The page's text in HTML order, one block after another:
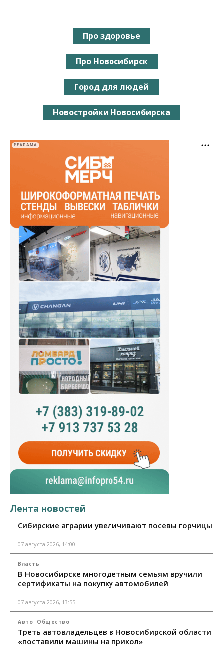
Про здоровье
Про Новосибирск
Город для людей
Новостройки Новосибирска
РЕКЛАМА
Лента новостей
Сибирские аграрии увеличивают посевы горчицы
07 августа 2026, 14:00
Власть
В Новосибирске многодетным семьям вручили
сертификаты на покупку автомобилей
07 августа 2026, 13:55
Авто Общество
Треть автовладельцев в Новосибирской области
«поставили машины на прикол»